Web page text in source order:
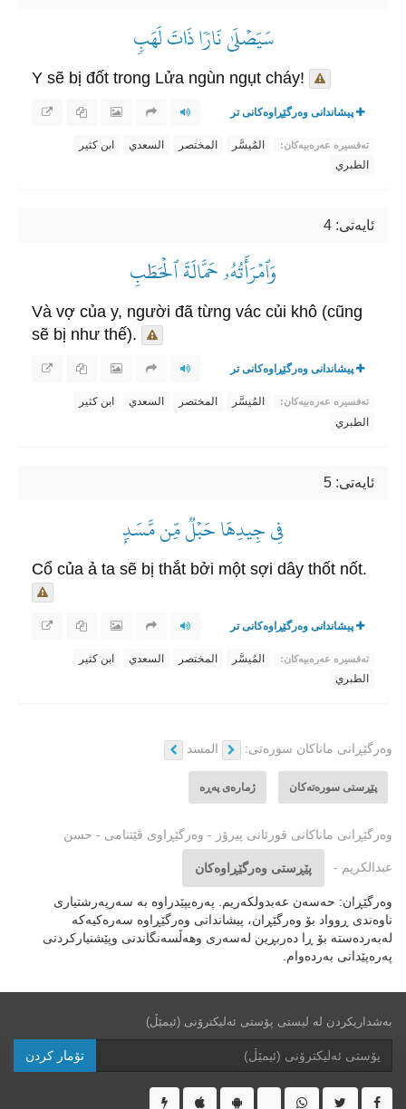
سَيَصۡلَىٰ نَارٗا ذَاتَ لَهَبٖ
Y sẽ bị đốt trong Lửa ngùn ngụt cháy!
پیشاندانی وەرگێڕاوەکانی تر
تەفسیرە عەرەبیەکان: المُيسَّر المختصر السعدي
ابن كثير
الطبري
ئایه‌تی: 4
وَٱمۡرَأَتُهُۥ حَمَّالَةَ ٱلۡحَطَبِ
Và vợ của y, người đã từng vác củi khô (cũng
sẽ bị như thế).
پیشاندانی وەرگێڕاوەکانی تر
تەفسیرە عەرەبیەکان: المُيسَّر المختصر السعدي
ابن كثير
الطبري
ئایه‌تی: 5
فِي جِيدِهَا حَبۡلٞ مِّن مَّسَدِۭ
Cổ của ả ta sẽ bị thắt bởi một sợi dây thốt nốt.
پیشاندانی وەرگێڕاوەکانی تر
تەفسیرە عەرەبیەکان: المُيسَّر المختصر السعدي
ابن كثير
الطبري
وه‌رگێڕانی ماناكان سوره‌تی: المسد
پێڕستی سوره‌ته‌كان ژمارەی پەڕە
وه‌رگێڕانی ماناكانی قورئانی پیرۆز - وەرگێڕاوی ڤێتنامی - حسن
عبدالکریم - پێڕستی وه‌رگێڕاوه‌كان
وەرگێڕان: حەسەن عەبدولکەریم. پەرەیپێدراوە بە سەرپەرشتیاری
ناوەندی ڕوواد بۆ وەرگێڕان، پیشاندانی وەرگێڕاوە سەرەکیەکە
لەبەردەستە بۆ ڕا دەربڕین لەسەری وهەڵسەنگاندنی وپێشنیارکردنی
پەرەپێدانی بەردەوام.
بەشداریکردن لە لیستی پۆستی ئەلیکترۆنی (ئیمێڵ)
تۆمار کردن